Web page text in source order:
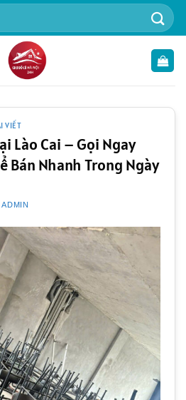
VIẾT
Lào Cai – Gọi Ngay
Bán Nhanh Trong Ngày
ADMIN